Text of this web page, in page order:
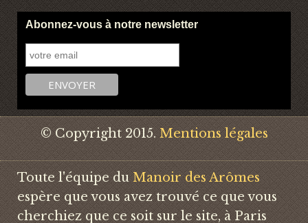
Abonnez-vous à notre newsletter
© Copyright 2015.Mentions légales
Toute l'équipe duManoir des Arômes
espère que vous avez trouvé ce que vous
cherchiez que ce soit sur le site, à Paris